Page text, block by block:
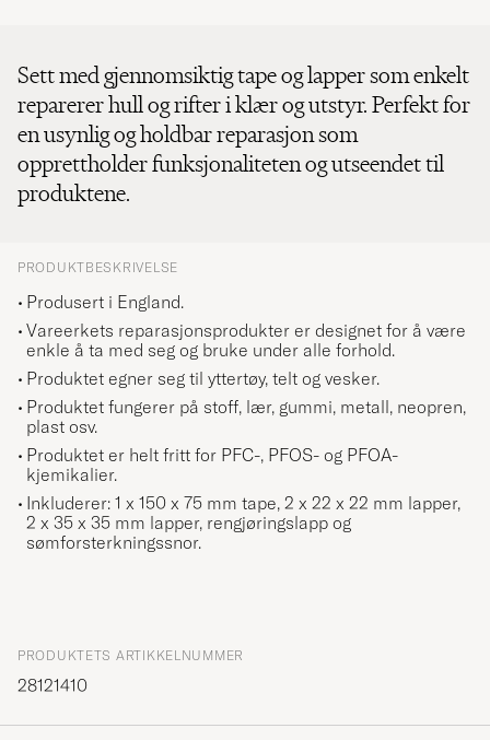
Sett med gjennomsiktig tape og lapper som enkelt
reparerer hull og rifter i klær og utstyr. Perfekt for
en usynlig og holdbar reparasjon som
opprettholder funksjonaliteten og utseendet til
produktene.
PRODUKTBESKRIVELSE
Produsert i England.
Vareerkets reparasjonsprodukter er designet for å være
enkle å ta med seg og bruke under alle forhold.
Produktet egner seg til yttertøy, telt og vesker.
Produktet fungerer på stoff, lær, gummi, metall, neopren,
plast osv.
Produktet er helt fritt for PFC-, PFOS- og PFOA-
kjemikalier.
Inkluderer: 1 x 150 x 75 mm tape, 2 x 22 x 22 mm lapper,
2 x 35 x 35 mm lapper, rengjøringslapp og
sømforsterkningssnor.
PRODUKTETS ARTIKKELNUMMER
28121410